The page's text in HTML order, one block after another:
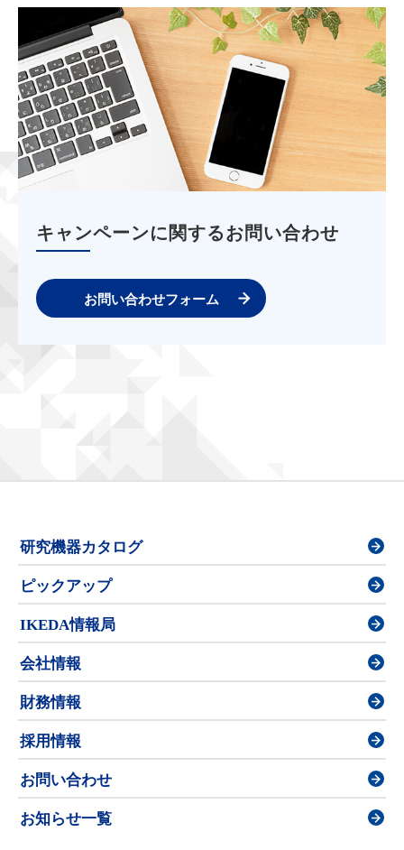
キャンペーンに関するお問い合わせ
お問い合わせフォーム
研究機器カタログ
ピックアップ
IKEDA情報局
会社情報
財務情報
採用情報
お問い合わせ
お知らせ一覧